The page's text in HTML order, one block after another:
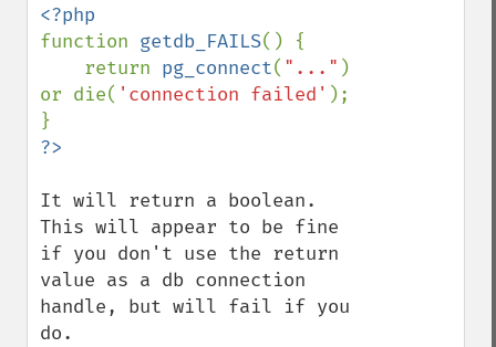
function getdb_FAILS() {
    return
pg_connect( "..." )
or die( 'connection failed' );
It will return a boolean.
This will appear to be fine
if you don't use the return
value as a db connection
handle, but will fail if you
do.